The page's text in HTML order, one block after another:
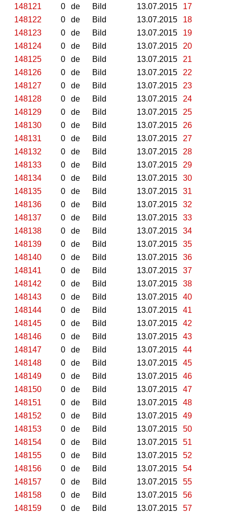
148121 0 de Bild 13.07.2015
17
148122
0 de Bild 13.07.2015
18
148123
0 de Bild 13.07.2015
19
148124
0 de Bild 13.07.2015
20
148125
0 de Bild 13.07.2015
21
148126
0 de Bild 13.07.2015
22
148127
0 de Bild 13.07.2015
23
148128
0 de Bild 13.07.2015
24
148129
0 de Bild 13.07.2015
25
148130
0 de Bild 13.07.2015
26
148131
0 de Bild 13.07.2015
27
148132
0 de Bild 13.07.2015
28
148133
0 de Bild 13.07.2015
29
148134
0 de Bild 13.07.2015
30
148135
0 de Bild 13.07.2015
31
148136
0 de Bild 13.07.2015
32
148137
0 de Bild 13.07.2015
33
148138
0 de Bild 13.07.2015
34
148139
0 de Bild 13.07.2015
35
148140
0 de Bild 13.07.2015
36
148141
0 de Bild 13.07.2015
37
148142
0 de Bild 13.07.2015
38
148143
0 de Bild 13.07.2015
40
148144
0 de Bild 13.07.2015
41
148145
0 de Bild 13.07.2015
42
148146
0 de Bild 13.07.2015
43
148147
0 de Bild 13.07.2015
44
148148
0 de Bild 13.07.2015
45
148149
0 de Bild 13.07.2015
46
148150
0 de Bild 13.07.2015
47
148151
0 de Bild 13.07.2015
48
148152
0 de Bild 13.07.2015
49
148153
0 de Bild 13.07.2015
50
148154
0 de Bild 13.07.2015
51
148155
0 de Bild 13.07.2015
52
148156
0 de Bild 13.07.2015
54
148157
0 de Bild 13.07.2015
55
148158
0 de Bild 13.07.2015
56
148159
0 de Bild 13.07.2015
57